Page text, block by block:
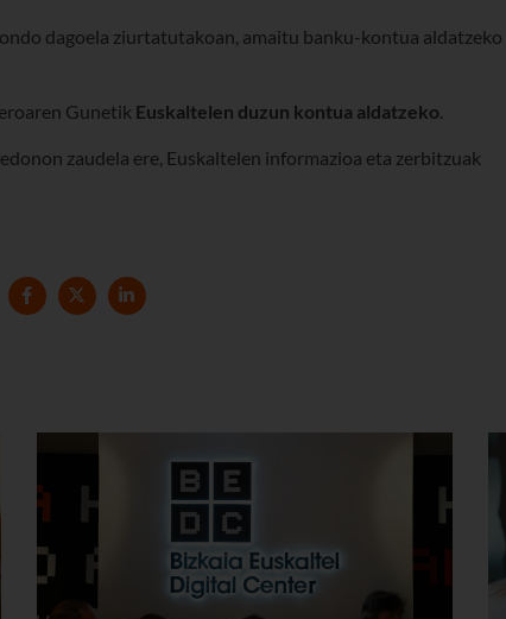
dagoela ziurtatutakoan, amaitu banku-kontua aldatzeko
Gunetik Euskaltelen duzun kontua aldatzeko
zaudela ere, Euskaltelen informazioa eta zerbitzuak